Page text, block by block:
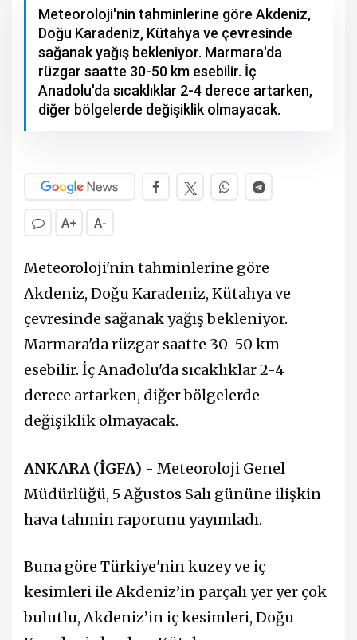
Meteoroloji'nin tahminlerine göre Akdeniz,
Doğu Karadeniz, Kütahya ve çevresinde
sağanak yağış bekleniyor. Marmara'da
rüzgar saatte 30-50 km esebilir. İç
Anadolu'da sıcaklıklar 2-4 derece artarken,
diğer bölgelerde değişiklik olmayacak.
A+ A-
Meteoroloji'nin tahminlerine göre
Akdeniz, Doğu Karadeniz, Kütahya ve
çevresinde sağanak yağış bekleniyor.
Marmara'da rüzgar saatte 30-50 km
esebilir. İç Anadolu'da sıcaklıklar 2-4
derece artarken, diğer bölgelerde
değişiklik olmayacak.
ANKARA (İGFA) - Meteoroloji Genel
Müdürlüğü, 5 Ağustos Salı gününe ilişkin
hava tahmin raporunu yayımladı.
Buna göre Türkiye'nin kuzey ve iç
kesimleri ile Akdeniz’in parçalı yer yer çok
bulutlu, Akdeniz’in iç kesimleri, Doğu